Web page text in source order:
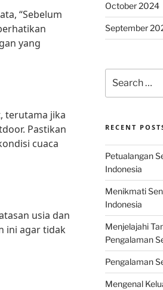
“Sebelum
yang
terutama jika
Pastikan
cuaca
usia dan
ini agar tidak
October 2024
September
for:
RECENT
Petualangan
Indonesia
Menikmati
Indonesia
Menjelajahi
Pengalaman
Pengalaman
Mengenal